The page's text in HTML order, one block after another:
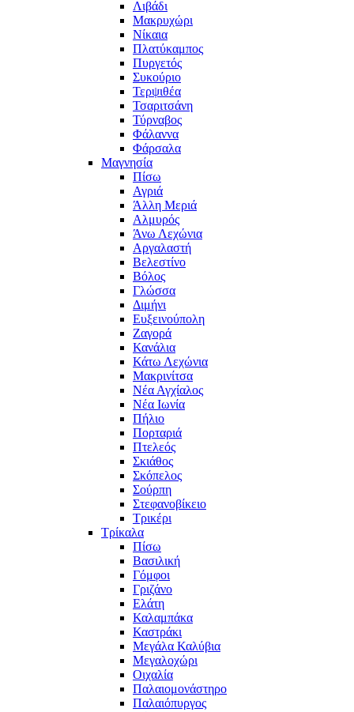
Λιβάδι
Μακρυχώρι
Νίκαια
Πλατύκαμπος
Πυργετός
Συκούριο
Τερψιθέα
Τσαριτσάνη
Τύρναβος
Φάλαννα
Φάρσαλα
Μαγνησία
Πίσω
Αγριά
Άλλη Μεριά
Αλμυρός
Άνω Λεχώνια
Αργαλαστή
Βελεστίνο
Βόλος
Γλώσσα
Διμήνι
Ευξεινούπολη
Ζαγορά
Κανάλια
Κάτω Λεχώνια
Μακρινίτσα
Νέα Αγχίαλος
Νέα Ιωνία
Πήλιο
Πορταριά
Πτελεός
Σκιάθος
Σκόπελος
Σούρπη
Στεφανοβίκειο
Τρικέρι
Τρίκαλα
Πίσω
Βασιλική
Γόμφοι
Γριζάνο
Ελάτη
Καλαμπάκα
Καστράκι
Μεγάλα Καλύβια
Μεγαλοχώρι
Οιχαλία
Παλαιομονάστηρο
Παλαιόπυργος